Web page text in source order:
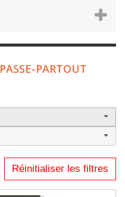
PARTOUT
Réinitialiser les filtres